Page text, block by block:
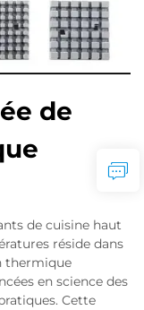
de
de cuisine haut
réside dans
thermique
en science des
Cette